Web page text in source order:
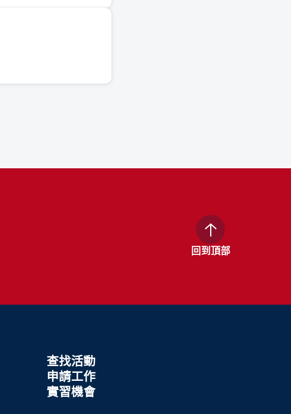
回到頂部
查找活動
申請工作
實習機會